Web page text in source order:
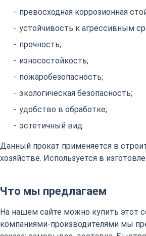
превосходная коррозионная
устойчивость к агрессивным
прочность;
износостойкость;
пожаробезопасность;
экологическая безопасность;
удобство в обработке;
эстетичный вид.
Данный прокат применяется в
хозяйстве. Используется в
Что мы предлагаем
На нашем сайте можно купить этот
компаниями-производителями мы